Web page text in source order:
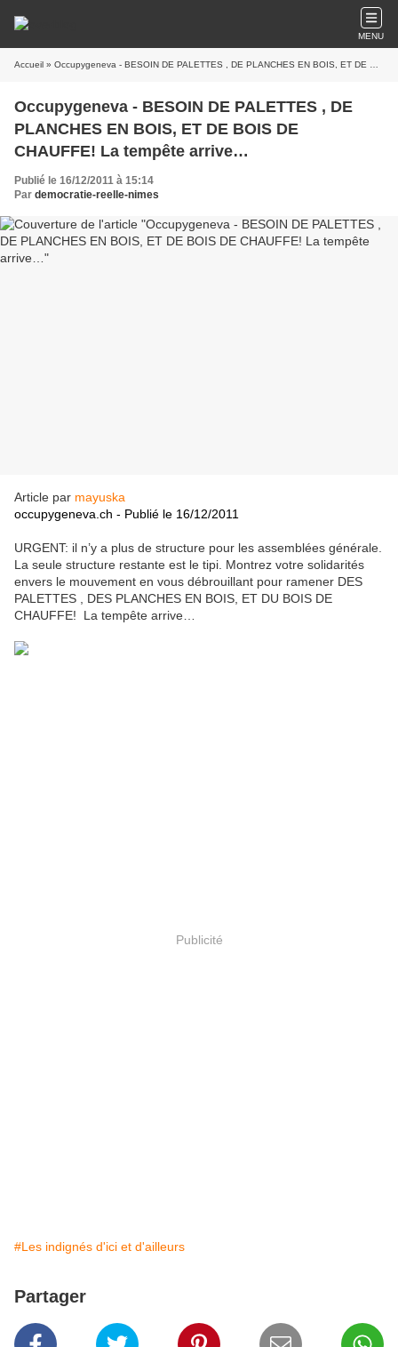
MENU
Accueil » Occupygeneva - BESOIN DE PALETTES , DE PLANCHES EN BOIS, ET DE BOIS DE CHAUFFE! La tempête arrive…
Occupygeneva - BESOIN DE PALETTES , DE
PLANCHES EN BOIS, ET DE BOIS DE
CHAUFFE! La tempête arrive…
Publié le 16/12/2011 à 15:14
Par democratie-reelle-nimes
Article par mayuska
occupygeneva.ch - Publié le 16/12/2011
URGENT: il n’y a plus de structure pour les assemblées générale.
La seule structure restante est le tipi. Montrez votre solidarités
envers le mouvement en vous débrouillant pour ramener DES
PALETTES , DES PLANCHES EN BOIS, ET DU BOIS DE
CHAUFFE! La tempête arrive…
Publicité
#Les indignés d'ici et d'ailleurs
Partager